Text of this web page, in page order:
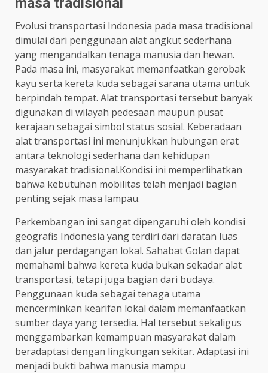
Evolusi transportasi Indonesia pada masa tradisional
dimulai dari penggunaan alat angkut sederhana
yang mengandalkan tenaga manusia dan hewan.
Pada masa ini, masyarakat memanfaatkan gerobak
kayu serta kereta kuda sebagai sarana utama untuk
berpindah tempat. Alat transportasi tersebut banyak
digunakan di wilayah pedesaan maupun pusat
kerajaan sebagai simbol status sosial. Keberadaan
alat transportasi ini menunjukkan hubungan erat
antara teknologi sederhana dan kehidupan
masyarakat tradisional.Kondisi ini memperlihatkan
bahwa kebutuhan mobilitas telah menjadi bagian
penting sejak masa lampau.
Perkembangan ini sangat dipengaruhi oleh kondisi
geografis Indonesia yang terdiri dari daratan luas
dan jalur perdagangan lokal. Sahabat Golan dapat
memahami bahwa kereta kuda bukan sekadar alat
transportasi, tetapi juga bagian dari budaya.
Penggunaan kuda sebagai tenaga utama
mencerminkan kearifan lokal dalam memanfaatkan
sumber daya yang tersedia. Hal tersebut sekaligus
menggambarkan kemampuan masyarakat dalam
beradaptasi dengan lingkungan sekitar. Adaptasi ini
menjadi bukti bahwa manusia mampu